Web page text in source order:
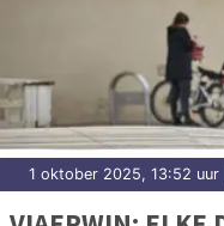
1 oktober 2025, 13:52 uur